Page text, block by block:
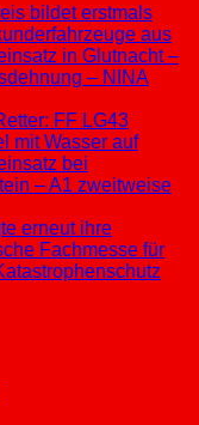
bildet erstmals
aus
in Glutnacht –
– NINA
FF LG43
mit Wasser auf
bei
– A1 zweitweise
erneut ihre
Fachmesse für